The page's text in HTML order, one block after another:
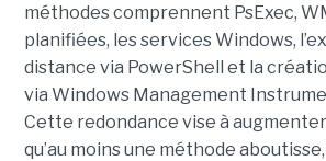
méthodes comprennent PsExec,
planifiées, les services Windows,
distance via PowerShell et la
via Windows Management
Cette redondance vise à
qu’au moins une méthode